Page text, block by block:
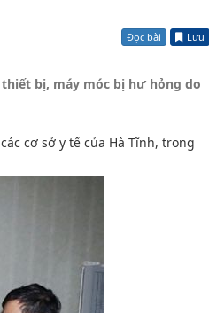
Đọc bài Lưu
bị, máy móc bị hư hỏng do
cơ sở y tế của Hà Tĩnh, trong